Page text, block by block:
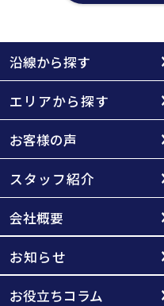
沿線から探す
エリアから探す
お客様の声
スタッフ紹介
会社概要
お知らせ
お役立ちコラム